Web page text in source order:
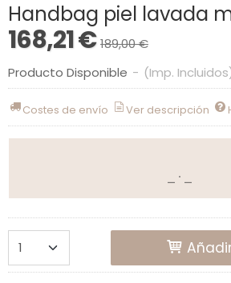
Handbag piel lavada
168,21 €189,00 €
Producto Disponible - (Imp.
Costes de envío Ver descripción